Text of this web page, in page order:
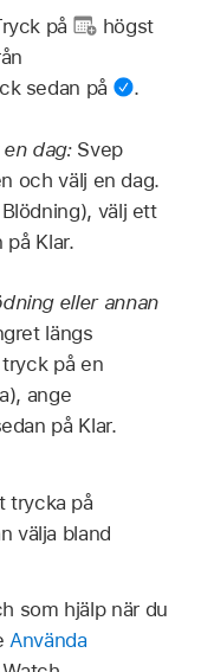
på
högst
sedan på
.
dag: Svep
och välj en dag.
välj ett
Klar.
eller annan
längs
på en
ange
på Klar.
trycka på
välja bland
som hjälp när du
Använda